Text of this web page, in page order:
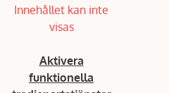
Innehållet kan inte
visas
Aktivera
funktionella